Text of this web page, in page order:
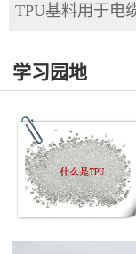
TPU基料用于电
学习园地